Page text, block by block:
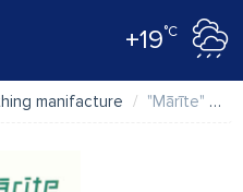
+19°C
manifacture "Mārīte" SIA trikotāžas fabrika